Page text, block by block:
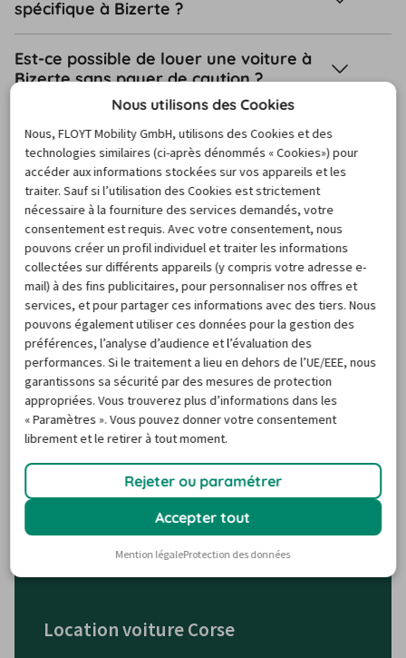
spécifique à Bizerte ?
Est-ce possible de louer une voiture à
Bizerte sans payer de caution ?
Peut-on louer une voiture en aller
simple à Bizerte ?
Comment annuler votre location de
voiture à Bizerte ?
De quels documents ai-je besoin lors
de la prise en charge de ma voiture de
location à Bizerte ?
Vers le centre d’assistance
Destinations de voyage
populaires
Location voiture Corse
Nous utilisons des Cookies
Nous, FLOYT Mobility GmbH, utilisons des Cookies et des
technologies similaires (ci-après dénommés « Cookies») pour
accéder aux informations stockées sur vos appareils et les
traiter. Sauf si l’utilisation des Cookies est strictement
nécessaire à la fourniture des services demandés, votre
consentement est requis. Avec votre consentement, nous
pouvons créer un profil individuel et traiter les informations
collectées sur différents appareils (y compris votre adresse e-
mail) à des fins publicitaires, pour personnaliser nos offres et
services, et pour partager ces informations avec des tiers. Nous
pouvons également utiliser ces données pour la gestion des
préférences, l’analyse d’audience et l’évaluation des
performances. Si le traitement a lieu en dehors de l’UE/EEE, nous
garantissons sa sécurité par des mesures de protection
appropriées. Vous trouverez plus d’informations dans les
« Paramètres ». Vous pouvez donner votre consentement
librement et le retirer à tout moment.
Rejeter ou paramétrer
Accepter tout
Mention légaleProtection des données